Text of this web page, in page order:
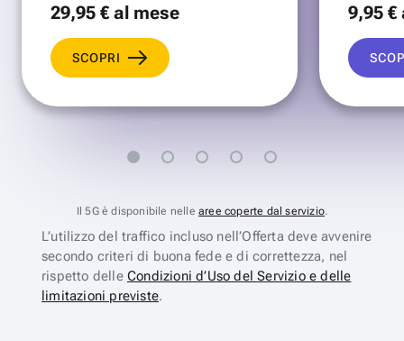
29,95 €al mese
SCOPRI
9,95 €
Il 5G è disponibile nelle aree coperte dal servizio.
L’utilizzo del traffico incluso nell’Offerta deve avvenire
secondo criteri di buona fede e di correttezza, nel
rispetto delle Condizioni d’Uso del Servizio e delle
limitazioni previste.